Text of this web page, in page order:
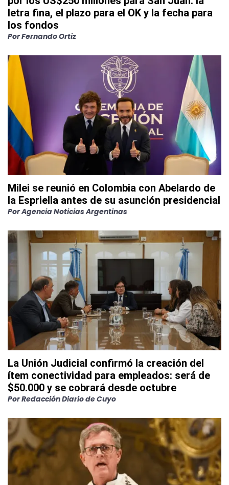
letra fina, el plazo para el OK y la fecha para
los fondos
PorFernando Ortiz
Milei se reunió en Colombia con Abelardo de
la Espriella antes de su asunción presidencial
PorAgencia Noticias Argentinas
La Unión Judicial confirmó la creación del
ítem conectividad para empleados: será de
$50.000 y se cobrará desde octubre
PorRedacción Diario de Cuyo